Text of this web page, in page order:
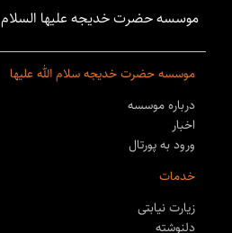
موسسه حضرت خدیجه علیها السلام
موسسه حضرت خدیجه سلام الله علیها
درباره موسسه
اخبار
ورود به پورتال
خدمات
زیارت نیابتی
دلنوشته